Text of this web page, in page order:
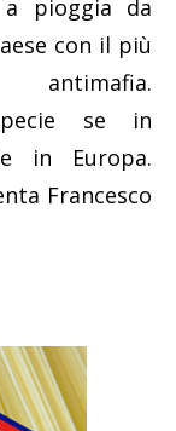
pioggia da
con il più
se in
in Europa.
Francesco